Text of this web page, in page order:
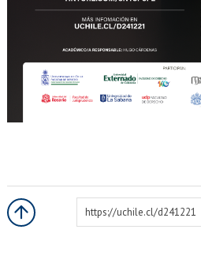
https://uchile.cl/d241221